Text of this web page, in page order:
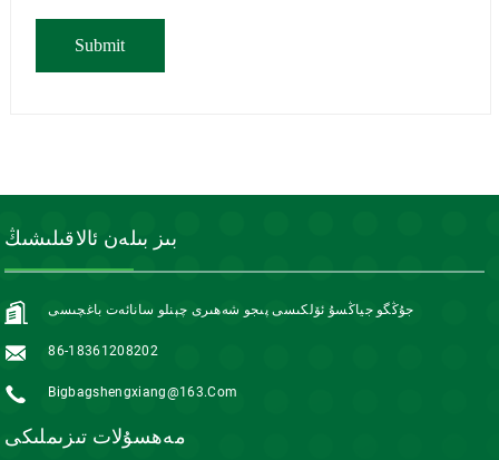
بىز بىلەن ئالاقىلىشىڭ
جۇڭگو جياڭسۇ ئۆلكىسى پىجو شەھىرى چېنلو سانائەت باغچىسى
86-18361208202
Bigbagshengxiang@163.com
مەھسۇلات تىزىملىكى